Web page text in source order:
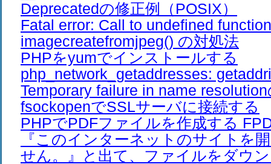
Deprecatedの修正例（POSIX）
Fatal error: Call to undefined function
imagecreatefromjpeg() の対処法
PHPをyumでインストールする
php_network_getaddresses:
Temporary failure in name
fsockopenでSSLサーバに接続する
PHPでPDFファイルを作成する
『このインターネットのサイトを
せん。』と出て、ファイルをダウ